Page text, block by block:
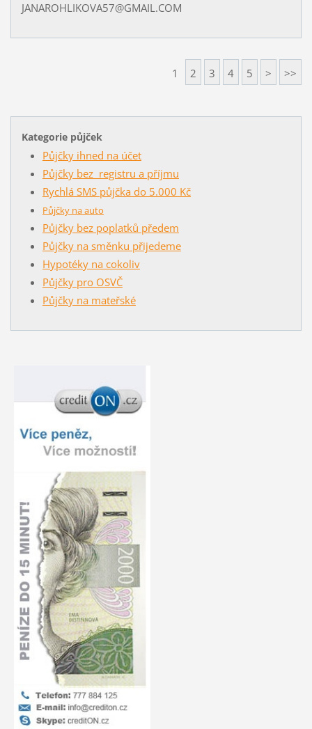
JANAROHLIKOVA57@GMAIL.COM
1 2 3 4 5 > >>
Kategorie půjček
Půjčky ihned na účet
Půjčky bez registru a příjmu
Rychlá SMS půjčka do 5.000 Kč
Půjčky na auto
Půjčky bez poplatků předem
Půjčky na směnku přijedeme
Hypotéky na cokoliv
Půjčky pro OSVČ
Půjčky na mateřské